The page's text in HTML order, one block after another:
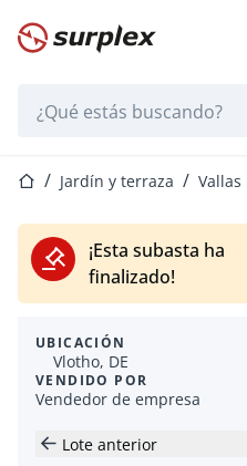
Página de inicio
Página de inicio
Jardín y terraza Vallas
¡Esta subasta ha
finalizado!
UBICACIÓN
Vlotho, DE
VENDIDO POR
Vendedor de empresa
Lote anterior